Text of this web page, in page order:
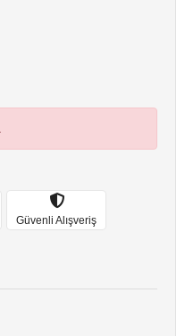
Güvenli Alışveriş